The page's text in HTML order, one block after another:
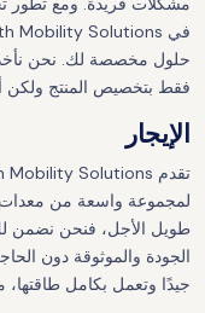
حلول مخصصة لك. نحن
فقط بتخصيص المنتج ولكن
الإيجار
لمجموعة واسعة من معدات
طويل الأجل، فنحن نضمن
الجودة والموثوقة دون
جيدًا وتعمل بكامل طاقتها،